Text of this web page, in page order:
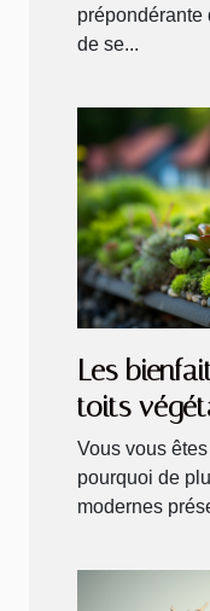
prépondérante
de se...
Les
toits
Vous vous
pourquoi de
modernes